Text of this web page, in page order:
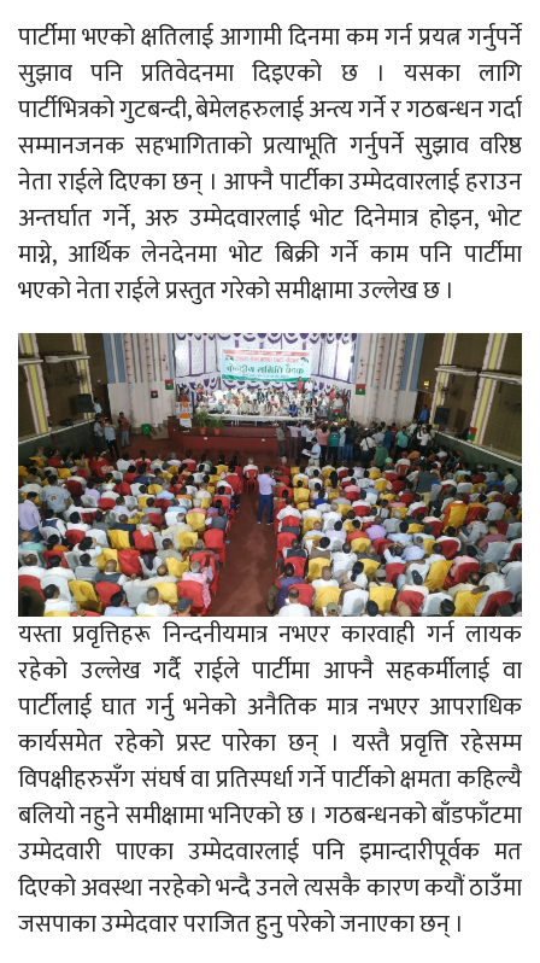
पार्टीमा भएको क्षतिलाई आगामी दिनमा कम गर्न प्रयत्न गर्नुपर्ने
सुझाव पनि प्रतिवेदनमा दिइएको छ । यसका लागि
पार्टीभित्रको गुटबन्दी, बेमेलहरुलाई अन्त्य गर्ने र गठबन्धन गर्दा
सम्मानजनक सहभागिताको प्रत्याभूति गर्नुपर्ने सुझाव वरिष्ठ
नेता राईले दिएका छन् । आफ्नै पार्टीका उम्मेदवारलाई हराउन
अन्तर्घात गर्ने, अरु उम्मेदवारलाई भोट दिनेमात्र होइन, भोट
माग्ने, आर्थिक लेनदेनमा भोट बिक्री गर्ने काम पनि पार्टीमा
भएको नेता राईले प्रस्तुत गरेको समीक्षामा उल्लेख छ ।
यस्ता प्रवृत्तिहरू निन्दनीयमात्र नभएर कारवाही गर्न लायक
रहेको उल्लेख गर्दै राईले पार्टीमा आफ्नै सहकर्मीलाई वा
पार्टीलाई घात गर्नु भनेको अनैतिक मात्र नभएर आपराधिक
कार्यसमेत रहेको प्रस्ट पारेका छन् । यस्तै प्रवृत्ति रहेसम्म
विपक्षीहरुसँग संघर्ष वा प्रतिस्पर्धा गर्ने पार्टीको क्षमता कहिल्यै
बलियो नहुने समीक्षामा भनिएको छ । गठबन्धनको बाँडफाँटमा
उम्मेदवारी पाएका उम्मेदवारलाई पनि इमान्दारीपूर्वक मत
दिएको अवस्था नरहेको भन्दै उनले त्यसकै कारण कयौं ठाउँमा
जसपाका उम्मेदवार पराजित हुनु परेको जनाएका छन् ।